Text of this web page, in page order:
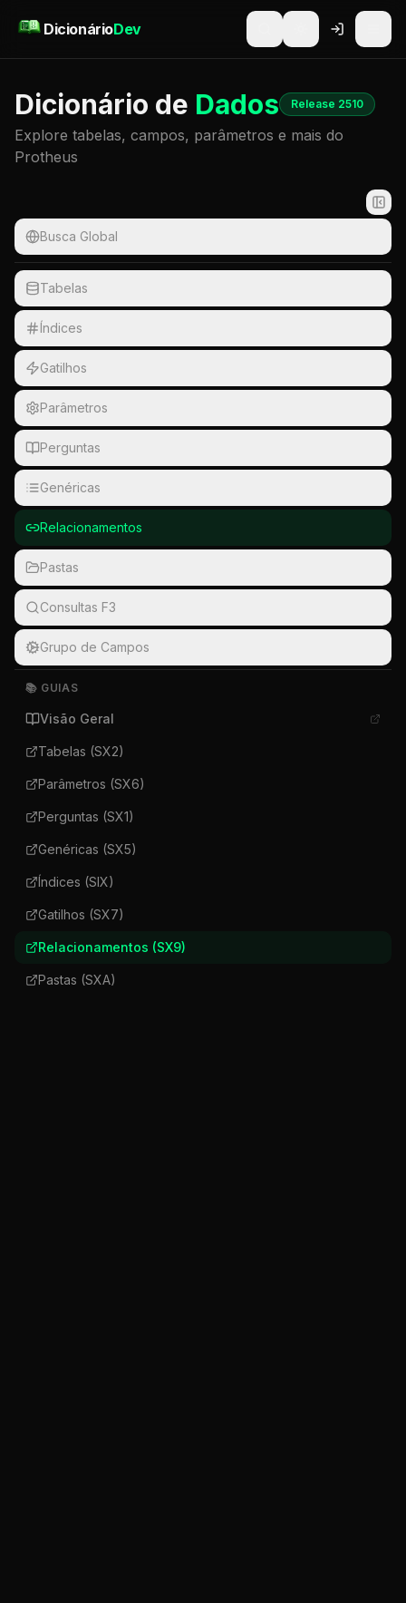
DicionárioDev
Dicionário de Dados Release 2510
Explore tabelas, campos, parâmetros e mais do
Protheus
Busca Global
Tabelas
Índices
Gatilhos
Parâmetros
Perguntas
Genéricas
Relacionamentos
Pastas
Consultas F3
Grupo de Campos
📚 GUIAS
Visão Geral
Tabelas (SX2)
Parâmetros (SX6)
Perguntas (SX1)
Genéricas (SX5)
Índices (SIX)
Gatilhos (SX7)
Relacionamentos (SX9)
Pastas (SXA)